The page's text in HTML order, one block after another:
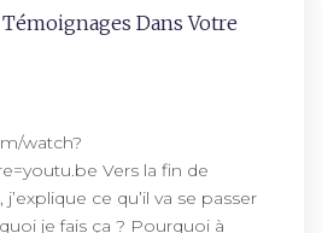
Dans Votre
watch?
Vers la fin de
ce qu’il va se passer
je fais ça ? Pourquoi à